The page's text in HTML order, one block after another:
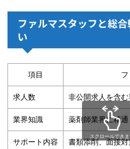
ファルマスタッフと総
い
項目
求人数 非公開求人を含
業界知識 薬剤師業界に精
サポート内容 書類添削、面接
スクロールでき